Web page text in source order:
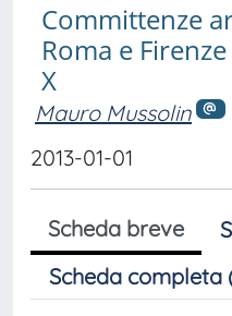
Committenze
Roma e
X
Mauro Mussolin
2013-01-01
Scheda breve
Scheda completa